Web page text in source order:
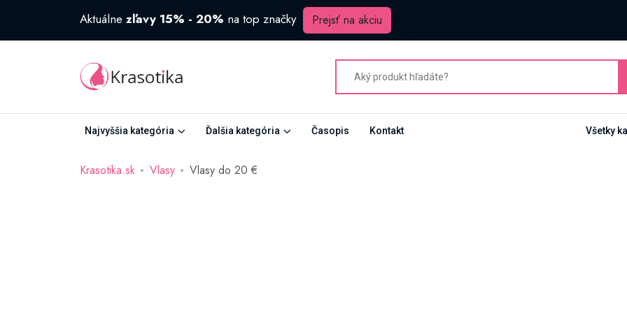
Aktuálne zľavy 15% - 20% na top značky Prejsť na akciu
Najvyššia kategória Ďalšia kategória Časopis Kontakt Všetky
Krasotika.sk Vlasy Vlasy do 20 €